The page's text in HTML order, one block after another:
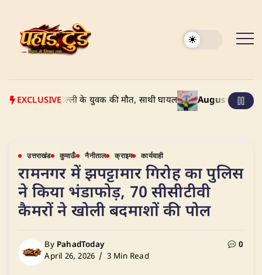
content
EXCLUSIVE
टक्कर: दिल्ली के युवक की मौत, साथी घायल August 9, 2026Delhi
उत्तराखंड कुमाऊँ नैनीताल क्राइम कार्यवाही
रामनगर में झपट्टामार गिरोह का पुलिस
ने किया भंडाफोड़, 70 सीसीटीवी
कैमरों ने खोली बदमाशों की पोल
By PahadToday
April 26, 2026
3 Min Read
0